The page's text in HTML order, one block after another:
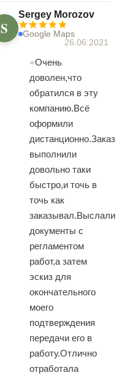
S
Sergey Morozov
Google Maps
26.06.2021
Очень
доволен,что
обратился в эту
компанию.Всё
оформили
дистанционно.Заказ
выполнили
довольно таки
быстро,и точь в
точь как
заказывал.Выслали
документы с
регламентом
работ,а затем
эскиз для
окончательного
моего
подтверждения
передачи его в
работу.Отлично
отработала